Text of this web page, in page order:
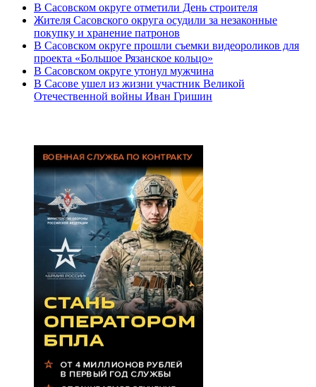
В Сасовском округе отметили День строителя
Жителя Сасовского округа осудили за незаконные
покупку и хранение патронов
В Сасовском округе прошли съемки видеороликов для
проекта «Большое Рязанское кольцо»
В Сасовском округе утонул мужчина
В Сасове ушел из жизни участник Великой
Отечественной войны Иван Гришин